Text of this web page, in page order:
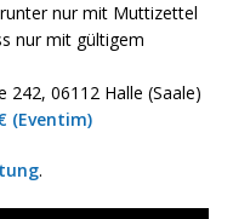
nur mit Muttizettel
nur mit gültigem
242, 06112 Halle (Saale)
(Eventim)
.